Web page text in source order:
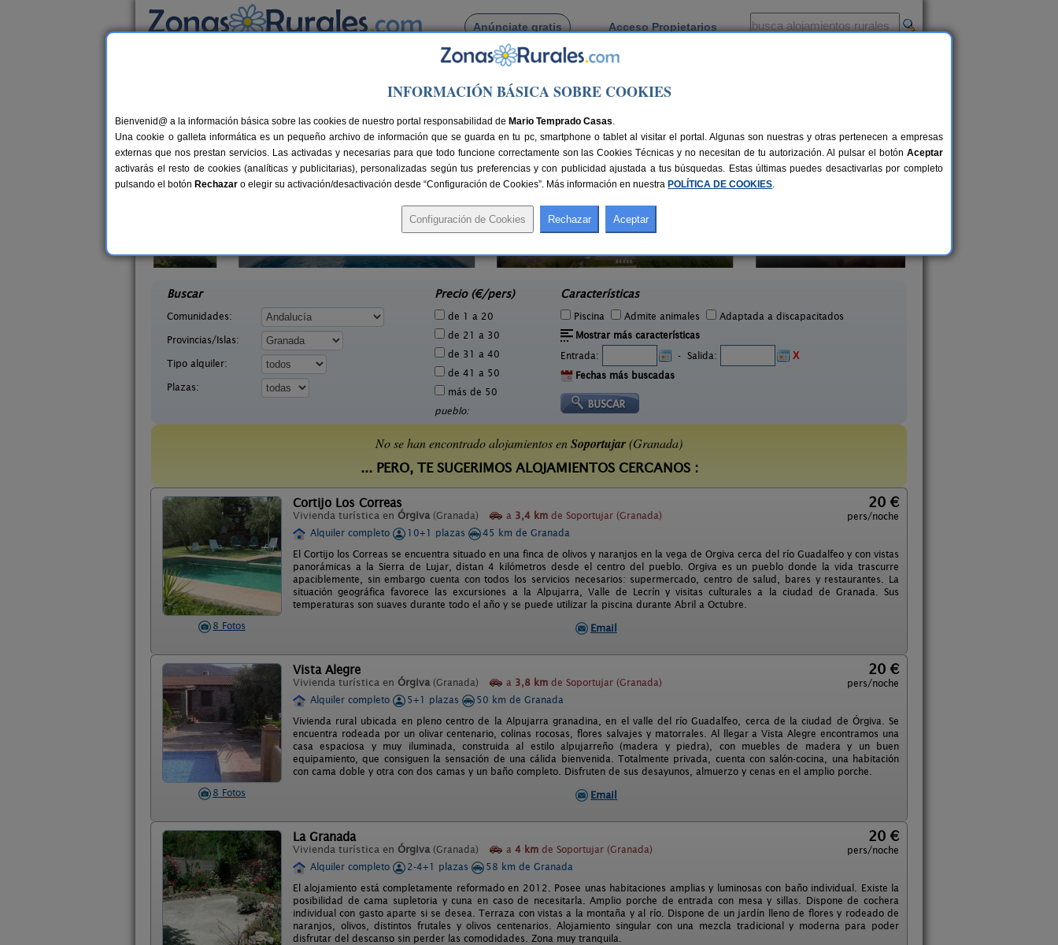
Anúnciate gratis Acceso Propietarios
Busca por pueblo
Casas Rurales cerca de Soportujar
30 €
Complejo Rural Balcón de Valor
Buscar
Comunidades:
Provincias/Islas:
Tipo alquiler:
Plazas:
Precio (€/pers)
de 1 a 20
de 21 a 30
de 31 a 40
de 41 a 50
más de 50
pueblo:
Características
Piscina Admite animales
Adaptada a discapacitados
Mostrar más características
Entrada:
- Salida:
X
Fechas más buscadas
No se han encontrado alojamientos enSoportujar(Granada)
... PERO, TE SUGERIMOS ALOJAMIENTOS CERCANOS :
8 Fotos
Cortijo Los Correas
Vivienda turística en Órgiva (Granada) a 3,4 km de Soportujar (Granada)
20 €
pers/noche
Alquiler completo
10+1 plazas
45 km de Granada
El Cortijo los Correas se encuentra situado en una finca de olivos y naranjos en la vega de Orgiva cerca del río Guadalfeo y con vistas
panorámicas a la Sierra de Lujar, distan 4 kilómetros desde el centro del pueblo. Orgiva es un pueblo donde la vida trascurre
apaciblemente, sin embargo cuenta con todos los servicios necesarios: supermercado, centro de salud, bares y restaurantes. La
situación geográfica favorece las excursiones a la Alpujarra, Valle de Lecrín y visitas culturales a la ciudad de Granada. Sus
temperaturas son suaves durante todo el año y se puede utilizar la piscina durante Abril a Octubre.
Email
8 Fotos
Vista Alegre
Vivienda turística en Órgiva (Granada) a 3,8 km de Soportujar (Granada)
20 €
pers/noche
Alquiler completo
5+1 plazas
50 km de Granada
Vivienda rural ubicada en pleno centro de la Alpujarra granadina, en el valle del río Guadalfeo, cerca de la ciudad de Órgiva. Se
encuentra rodeada por un olivar centenario, colinas rocosas, flores salvajes y matorrales. Al llegar a Vista Alegre encontramos una
casa espaciosa y muy iluminada, construida al estilo alpujarreño (madera y piedra), con muebles de madera y un buen
equipamiento, que consiguen la sensación de una cálida bienvenida. Totalmente privada, cuenta con salón-cocina, una habitación
con cama doble y otra con dos camas y un baño completo. Disfruten de sus desayunos, almuerzo y cenas en el amplio porche.
Email
La Granada
Vivienda turística en Órgiva (Granada) a 4 km de Soportujar (Granada)
20 €
pers/noche
Alquiler completo
2-4+1 plazas
58 km de Granada
El alojamiento está completamente reformado en 2012. Posee unas habitaciones amplias y luminosas con baño individual. Existe la
posibilidad de cama supletoria y cuna en caso de necesitarla. Amplio porche de entrada con mesa y sillas. Dispone de cochera
individual con gasto aparte si se desea. Terraza con vistas a la montaña y al río. Dispone de un jardín lleno de flores y rodeado de
naranjos, olivos, distintos frutales y olivos centenarios. Alojamiento singular con una mezcla tradicional y moderna para poder
disfrutar del descanso sin perder las comodidades. Zona muy tranquila.
INFORMACIÓN BÁSICA SOBRE COOKIES
Bienvenid@ a la información básica sobre las cookies de nuestro portal responsabilidad de Mario Temprado Casas.
Una cookie o galleta informática es un pequeño archivo de información que se guarda en tu pc, smartphone o tablet al visitar el portal. Algunas son nuestras y otras pertenecen a empresas
externas que nos prestan servicios. Las activadas y necesarias para que todo funcione correctamente son las Cookies Técnicas y no necesitan de tu autorización. Al pulsar el botón Aceptar
activarás el resto de cookies (analíticas y publicitarias), personalizadas según tus preferencias y con publicidad ajustada a tus búsquedas. Estas últimas puedes desactivarlas por completo
pulsando el botón Rechazar o elegir su activación/desactivación desde “Configuración de Cookies”. Más información en nuestra POLÍTICA DE COOKIES.